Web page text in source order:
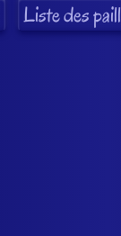
Liste des